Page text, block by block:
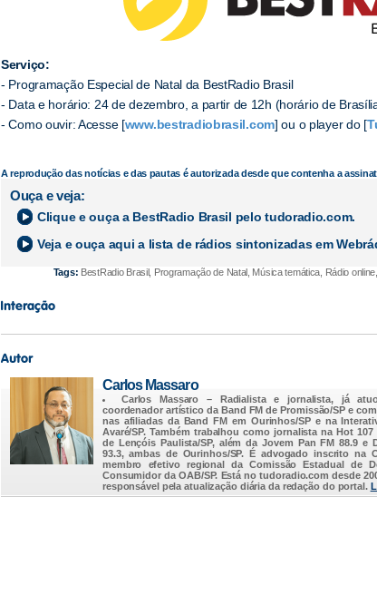
Serviço:
- Programação Especial de Natal da BestRadio Brasil
- Data e horário: 24 de dezembro, a partir de 12h (horário de
- Como ouvir: Acesse [www.bestradiobrasil.com] ou o player do [
A reprodução das notícias e das pautas é autorizada desde que contenha a
Ouça e veja:
Clique e ouça a BestRadio Brasil pelo tudoradio.com.
Veja e ouça aqui a lista de rádios sintonizadas em
Tags: BestRadio Brasil, Programação de Natal, Música temática, Rádio
Carlos Massaro
Carlos Massaro – Radialista e jornalista, já
coordenador artístico da Band FM de Promissão/SP e
nas afiliadas da Band FM em Ourinhos/SP e na
Avaré/SP. Também trabalhou como jornalista na Hot 107
de Lençóis Paulista/SP, além da Jovem Pan FM 88.9 e
93.3, ambas de Ourinhos/SP. É advogado inscrito na
membro efetivo regional da Comissão Estadual de
Consumidor da OAB/SP. Está notudoradio.com desde
responsável pela atualização diária da redação do portal.